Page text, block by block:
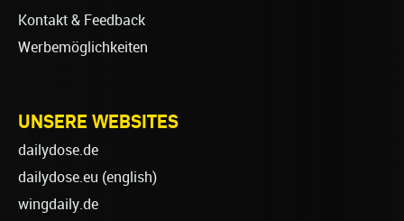
Kontakt & Feedback
Werbemöglichkeiten
UNSERE WEBSITES
dailydose.de
dailydose.eu (english)
wingdaily.de